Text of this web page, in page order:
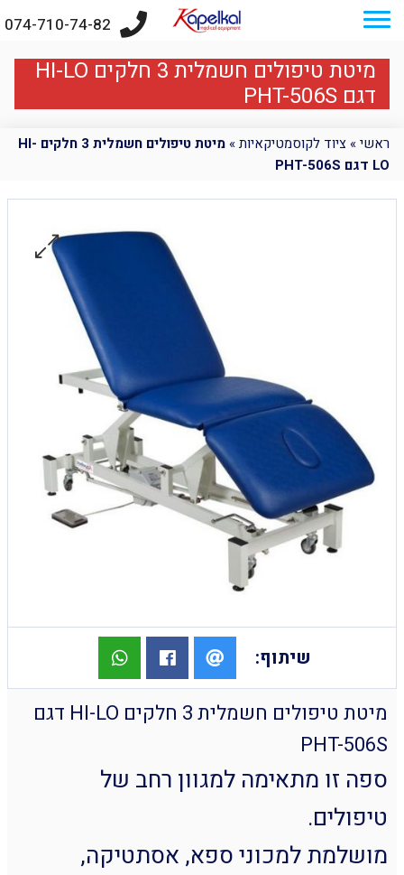
074-710-74-82
מיטת טיפולים חשמלית 3 חלקים HI-LO
דגם PHT-506S
ראשי» ציוד לקוסמטיקאיות»
מיטת טיפולים חשמלית 3 חלקים HI-
LO דגם PHT-506S
מיטת טיפולים חשמלית 3 חלקים HI-LO דגם
PHT-506S
ספה זו מתאימה למגוון רחב של
טיפולים.
מושלמת למכוני ספא, אסתטיקה,
שיתוף: